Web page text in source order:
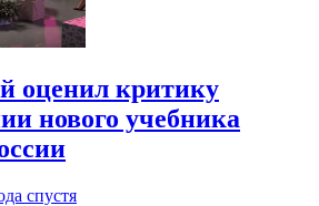
оценил критику
нового учебника
спустя